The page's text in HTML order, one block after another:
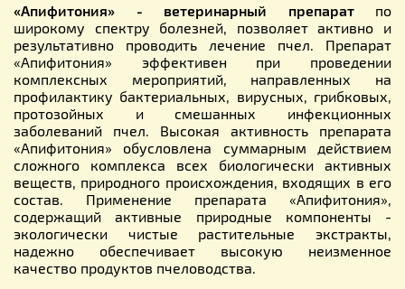
«Апифитония» - ветеринарный препаратпо
широкому спектру болезней, позволяет активно и
результативно проводить лечение пчел. Препарат
«Апифитония» эффективен при проведении
комплексных мероприятий, направленных на
профилактику бактериальных, вирусных, грибковых,
протозойных и смешанных инфекционных
заболеваний пчел. Высокая активность препарата
«Апифитония» обусловлена ​​суммарным действием
сложного комплекса всех биологически активных
веществ, природного происхождения, входящих в его
состав. Применение препарата «Апифитония»,
содержащий активные природные компоненты -
экологически чистые растительные экстракты,
надежно обеспечивает высокую неизменное
качество продуктов пчеловодства.